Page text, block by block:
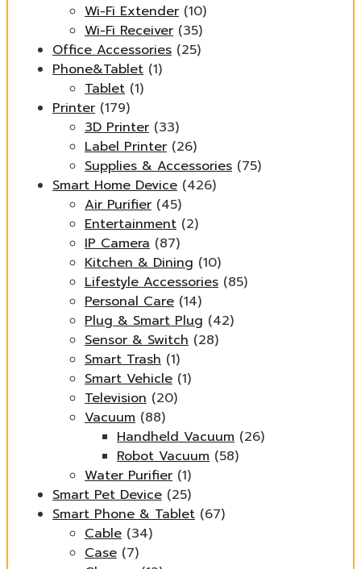
Wi-Fi Extender (10)
Wi-Fi Receiver (35)
Office Accessories (25)
Phone&Tablet (1)
Tablet (1)
Printer (179)
3D Printer (33)
Label Printer (26)
Supplies & Accessories (75)
Smart Home Device (426)
Air Purifier (45)
Entertainment (2)
IP Camera (87)
Kitchen & Dining (10)
Lifestyle Accessories (85)
Personal Care (14)
Plug & Smart Plug (42)
Sensor & Switch (28)
Smart Trash (1)
Smart Vehicle (1)
Television (20)
Vacuum (88)
Handheld Vacuum (26)
Robot Vacuum (58)
Water Purifier (1)
Smart Pet Device (25)
Smart Phone & Tablet (67)
Cable (34)
Case (7)